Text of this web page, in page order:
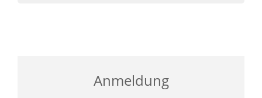
Anmeldung